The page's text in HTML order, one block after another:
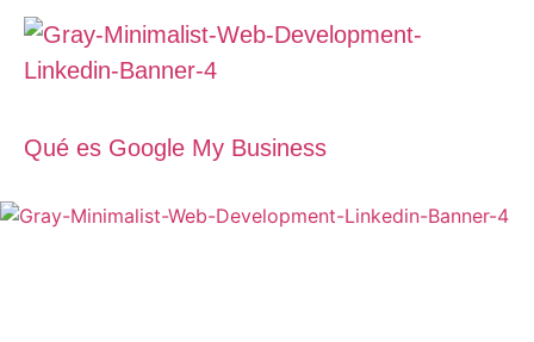
Qué es Google My Business